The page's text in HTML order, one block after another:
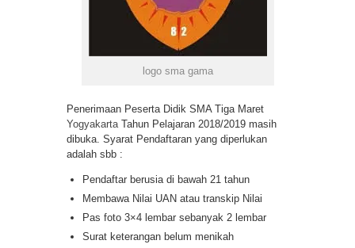
logo sma gama
Penerimaan Peserta Didik SMA Tiga Maret
Yogyakarta Tahun Pelajaran 2018/2019 masih
dibuka. Syarat Pendaftaran yang diperlukan
adalah sbb :
Pendaftar berusia di bawah 21 tahun
Membawa Nilai UAN atau transkip Nilai
Pas foto 3×4 lembar sebanyak 2 lembar
Surat keterangan belum menikah